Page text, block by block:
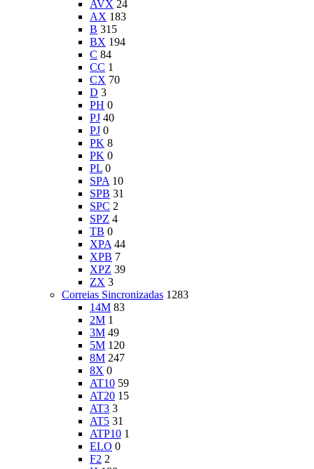
AVX 24
AX 183
B 315
BX 194
C 84
CC 1
CX 70
D 3
PH 0
PJ 40
PJ 0
PK 8
PK 0
PL 0
SPA 10
SPB 31
SPC 2
SPZ 4
TB 0
XPA 44
XPB 7
XPZ 39
ZX 3
Correias Sincronizadas 1283
14M 83
2M 1
3M 49
5M 120
8M 247
8X 0
AT10 59
AT20 15
AT3 3
AT5 31
ATP10 1
ELO 0
F2 2